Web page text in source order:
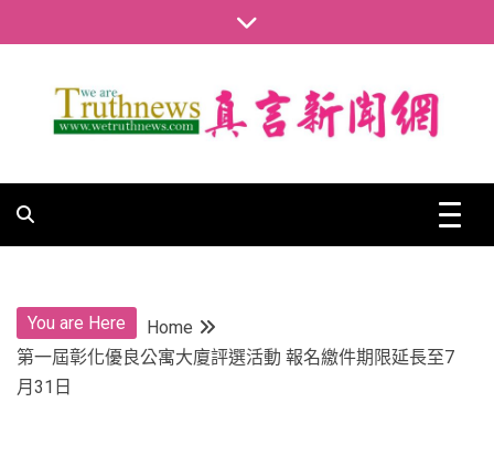
to
真言新聞網
You are Here
Home
第一屆彰化優良公寓大廈評選活動 報名繳件期限延長至7
月31日